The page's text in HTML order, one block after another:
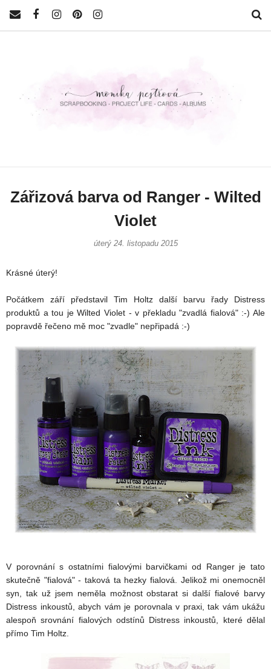
Zářizová barva od Ranger - Wilted
Violet
úterý 24. listopadu 2015
Krásné úterý!
Počátkem září představil Tim Holtz další barvu řady Distress
produktů a tou je Wilted Violet - v překladu "zvadlá fialová" :-) Ale
popravdě řečeno mě moc "zvadle" nepřipadá :-)
V porovnání s ostatními fialovými barvičkami od Ranger je tato
skutečně "fialová" - taková ta hezky fialová. Jelikož mi onemocněl
syn, tak už jsem neměla možnost obstarat si další fialové barvy
Distress inkoustů, abych vám je porovnala v praxi, tak vám ukážu
alespoň srovnání fialových odstínů Distress inkoustů, které dělal
přímo Tim Holtz.